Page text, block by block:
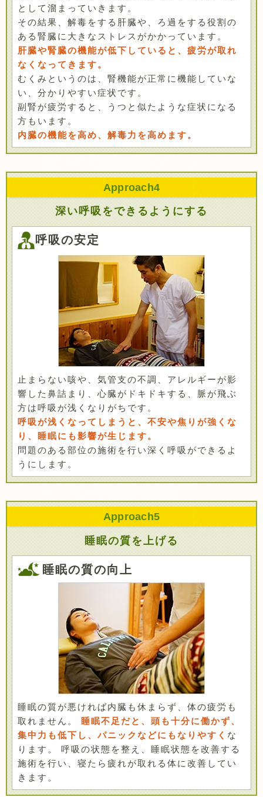
として溜まっていきます。
その結果、解毒をする肝臓や、ろ過をする役割の
ある腎臓に大きなストレスがかかっています。
肝臓や腎臓の機能が低下していると、疲労が取れ
なくなってきます。
むくみというのは、腎機能が正常に機能していな
い、分かりやすい症状です。
副腎が疲労すると、うつと似たような症状になる
方もいます。
内臓の機能を高め、解毒力を高めます。
Approach4
深い呼吸をできるようにする
呼吸の安定
止まらない咳や、気管支の不調、アレルギーが影
響した鼻詰まり、心臓がドキドキする、脈が飛ぶ
方は呼吸が浅くなりがちです。
呼吸が浅くなってしまうと、不安や焦りが強くな
り、睡眠にも影響が生じます。
問題のある部位の施術を行い深く呼吸ができるよ
うにします。
Approach5
睡眠の質を上げる
睡眠の質の向上
睡眠の質が悪ければ内臓も休まらず、体の疲労も
取れません。
睡眠不足だと、頭も十分に働かず、
集中力も低下し、パニックなどにもなりやすく な
ります。 呼吸の状態を整え、睡眠状態を改善する
施術を行い、寝たら疲れが取れる体に改善してい
きます。